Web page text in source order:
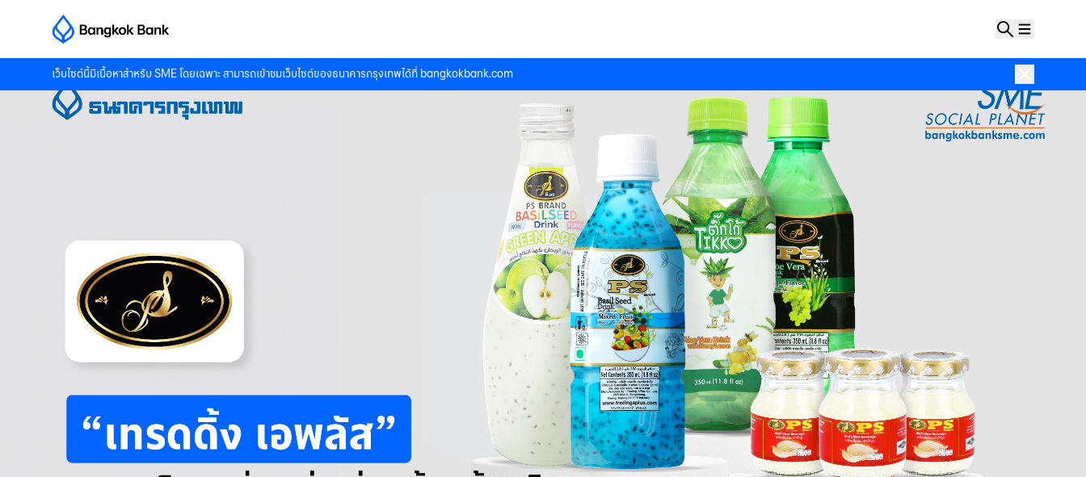
เว็บไซต์นี้มีเนื้อหาสำหรับ SME โดยเฉพาะ สามารถเข้าชมเว็บไซต์ของธนาคารกรุงเทพได้ที่ bangkokbank.com